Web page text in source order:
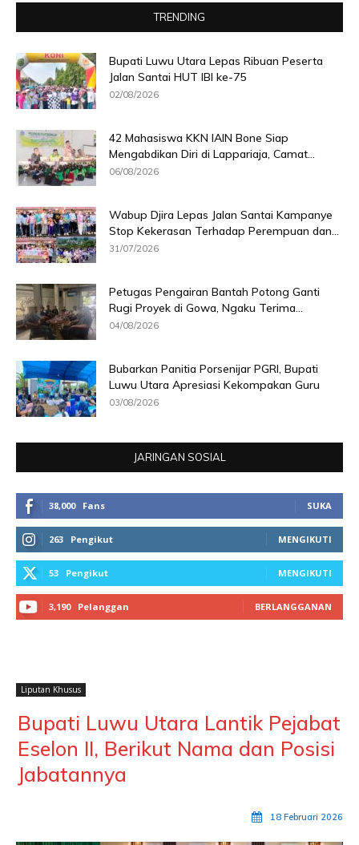
TRENDING
Bupati Luwu Utara Lepas Ribuan Peserta
Jalan Santai HUT IBI ke-75
02/08/2026
42 Mahasiswa KKN IAIN Bone Siap
Mengabdikan Diri di Lappariaja, Camat...
06/08/2026
Wabup Djira Lepas Jalan Santai Kampanye
Stop Kekerasan Terhadap Perempuan dan...
31/07/2026
Petugas Pengairan Bantah Potong Ganti
Rugi Proyek di Gowa, Ngaku Terima...
04/08/2026
Bubarkan Panitia Porsenijar PGRI, Bupati
Luwu Utara Apresiasi Kekompakan Guru
03/08/2026
JARINGAN SOSIAL
38,000 Fans SUKA
263 Pengikut MENGIKUTI
53 Pengikut MENGIKUTI
3,190 Pelanggan BERLANGGANAN